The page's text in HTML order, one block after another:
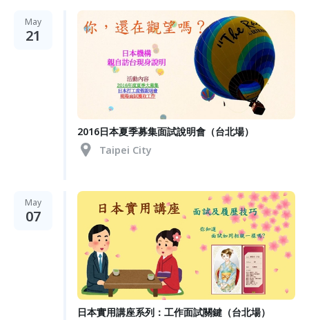
May
21
2016日本夏季募集面試說明會（台北場）
Taipei City
May
07
日本實用講座系列：工作面試關鍵（台北場）